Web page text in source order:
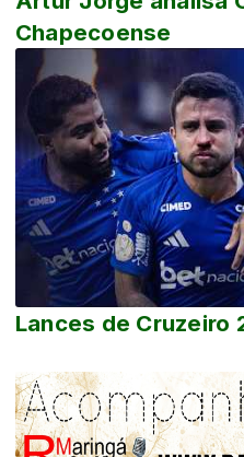
Chapecoense
Lances de Cruzeiro